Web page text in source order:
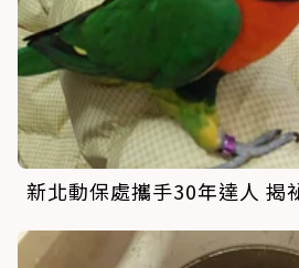
新北動保處攜手30年達人 揭